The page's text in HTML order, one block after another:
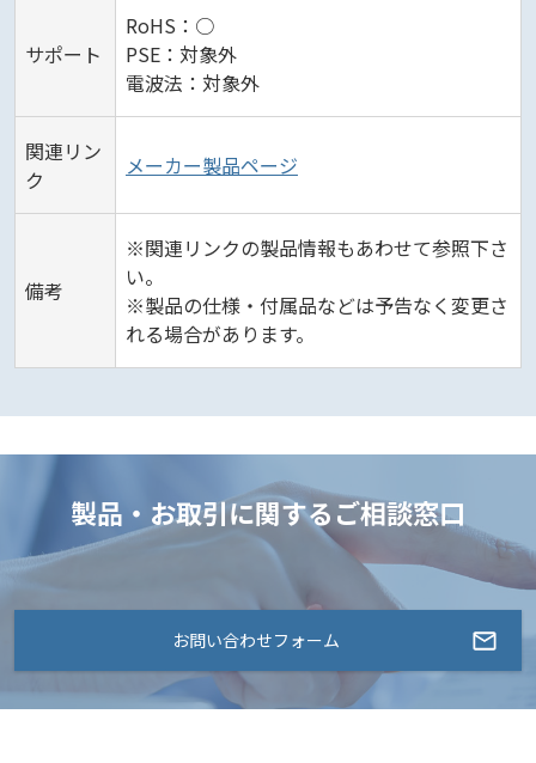
サポート
RoHS：○
PSE：対象外
電波法：対象外
関連リン
ク
メーカー製品ページ
備考
※関連リンクの製品情報もあわせて参照下さ
い。
※製品の仕様・付属品などは予告なく変更さ
れる場合があります。
製品・お取引に関するご相談窓口
お問い合わせフォーム